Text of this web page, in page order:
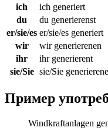
ich
ich generiert
du
du generierenst
er/sie/es er/sie/es generiert
wir
wir generierenen
ihr
ihr generierent
sie/Sie sie/Sie
Пример
Windkraftanlagen